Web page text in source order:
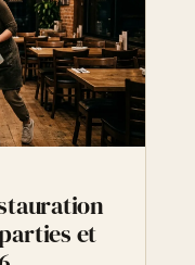
et